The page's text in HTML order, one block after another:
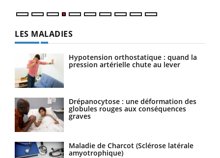
LES MALADIES
Hypotension orthostatique : quand la
pression artérielle chute au lever
Drépanocytose : une déformation des
globules rouges aux conséquences
graves
Maladie de Charcot (Sclérose latérale
amyotrophique)